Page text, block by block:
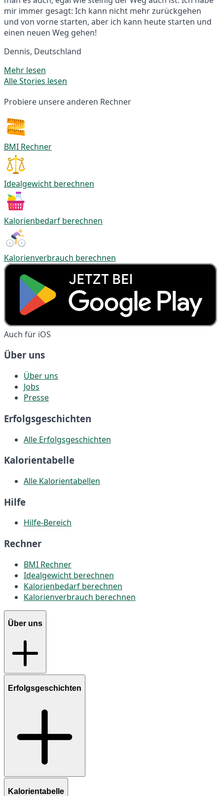
mir immer gesagt: Ich kann nicht mehr zurückgehen
und von vorne starten, aber ich kann heute starten und
einen neuen Weg gehen!
Dennis, Deutschland
Mehr lesen
Alle Stories lesen
Probiere unsere anderen Rechner
BMI Rechner
Idealgewicht berechnen
Kalorienbedarf berechnen
Kalorienverbrauch berechnen
Auch für iOS
Über uns
Über uns
Jobs
Presse
Erfolgsgeschichten
Alle Erfolgsgeschichten
Kalorientabelle
Alle Kalorientabellen
Hilfe
Hilfe-Bereich
Rechner
BMI Rechner
Idealgewicht berechnen
Kalorienbedarf berechnen
Kalorienverbrauch berechnen
Über uns
Erfolgsgeschichten
Kalorientabelle